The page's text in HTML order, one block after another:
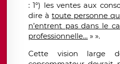
: 1°) les ventes aux
dire à toute personne
n’entrent pas dans le
professionnelle… » ».
Cette vision large